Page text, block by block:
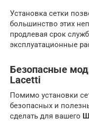
Установка сетки
большинство этих
продлевая срок
эксплуатационные
Безопасные
Lacetti
Помимо установки
безопасных и
сделать для вашего